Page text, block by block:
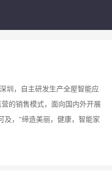
圳，自主研发生产全屋智能应
的销售模式，面向国内外开展
及，“缔造美丽，健康，智能家